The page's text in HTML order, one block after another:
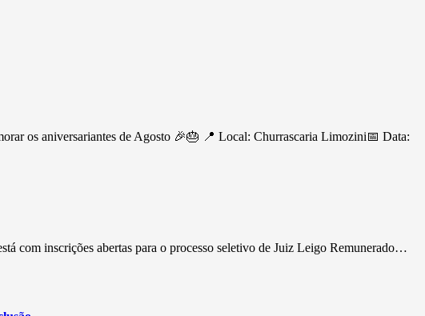
os aniversariantes de Agosto 🎉🎂 📍 Local: Churrascaria Limozini📅 Data:
com inscrições abertas para o processo seletivo de Juiz Leigo Remunerado…